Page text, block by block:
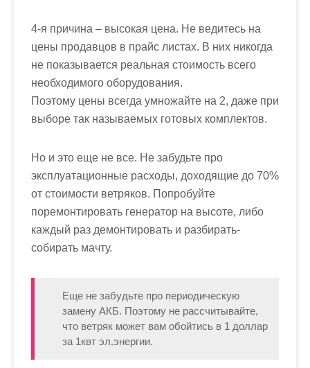
4-я причина – высокая цена. Не ведитесь на
цены продавцов в прайс листах. В них никогда
не показывается реальная стоимость всего
необходимого оборудования.
Поэтому цены всегда умножайте на 2, даже при
выборе так называемых готовых комплектов.
Но и это еще не все. Не забудьте про
эксплуатационные расходы, доходящие до 70%
от стоимости ветряков. Попробуйте
поремонтировать генератор на высоте, либо
каждый раз демонтировать и разбирать-
собирать мачту.
Еще не забудьте про периодическую
замену АКБ. Поэтому не рассчитывайте,
что ветряк может вам обойтись в 1 доллар
за 1квт эл.энергии.